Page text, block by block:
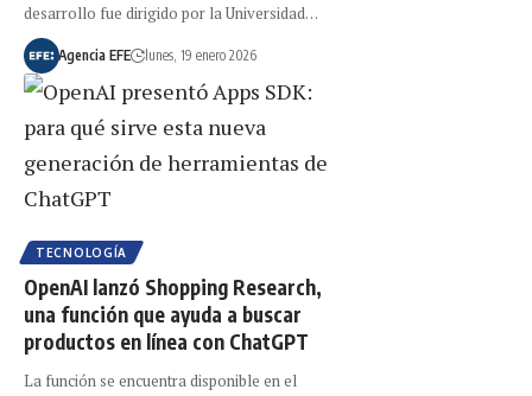
desarrollo fue dirigido por la Universidad…
Agencia EFE lunes, 19 enero 2026
TECNOLOGÍA
OpenAI lanzó Shopping Research,
una función que ayuda a buscar
productos en línea con ChatGPT
La función se encuentra disponible en el